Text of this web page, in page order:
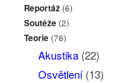
Reportáž(6)
Soutěže (2)
Teorie (76)
Akustika(22)
Osvětlení(13)